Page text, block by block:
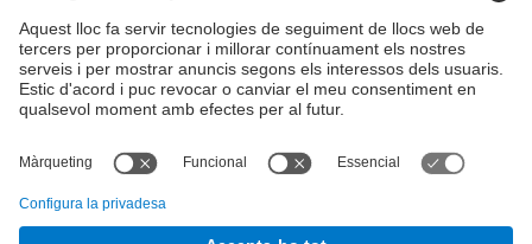
Llista Xarxes Socials
© UPCInstitut universitari de recerca en Ciència i